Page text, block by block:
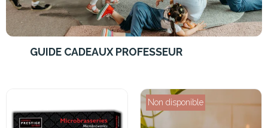
GUIDE CADEAUX PROFESSEUR
Non disponible